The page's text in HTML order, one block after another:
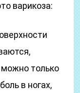
варикоза:
только
в ногах,